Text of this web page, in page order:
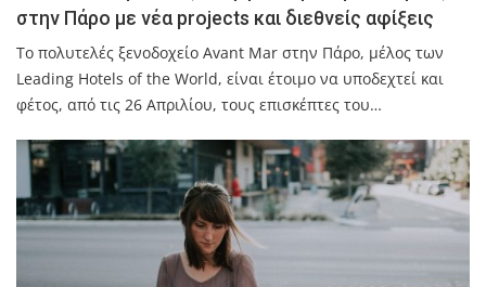
στην Πάρο με νέα projects και διεθνείς αφίξεις
Το πολυτελές ξενοδοχείο Avant Mar στην Πάρο, μέλος των
Leading Hotels of the World, είναι έτοιμο να υποδεχτεί και
φέτος, από τις 26 Απριλίου, τους επισκέπτες του…